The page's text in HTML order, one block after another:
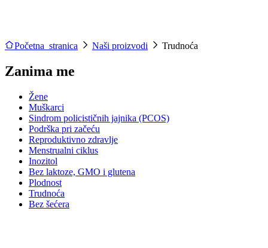
Početna stranica Naši proizvodi Trudnoća
Zanima me
Žene
Muškarci
Sindrom policističnih jajnika (PCOS)
Podrška pri začeću
Reproduktivno zdravlje
Menstrualni ciklus
Inozitol
Bez laktoze, GMO i glutena
Plodnost
Trudnoća
Bez šećera